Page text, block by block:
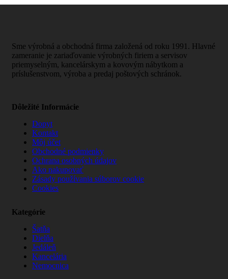
Sme výrobná a obchodná firma založená od roku 1991. Hlavné
zameranie je zariaďovanie výrobných firiem a servisov
priemyselným, kancelárskym a kovovým nábytkom a
príslušenstvom, výroba a predaj poštových schránok.
Dôležité Informácie
Dopyt
Kontakt
Môj účet
Obchodné podmienky
Ochrana osobných údajov
Ako nakupovať
Zásady používania súborov cookie
Cookies
Kategórie
Šatňa
Dielňa
Jedáleň
Kancelária
Nemocnica